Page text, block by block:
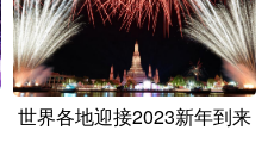
世界各地迎接2023新年到来